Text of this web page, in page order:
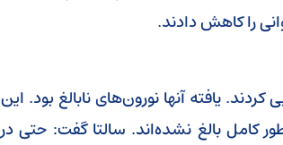
را کاهش دادند.
یافته آنها نورون‌های نابالغ بود. این
کامل بالغ نشده‌اند. سالتا گفت: حتی در